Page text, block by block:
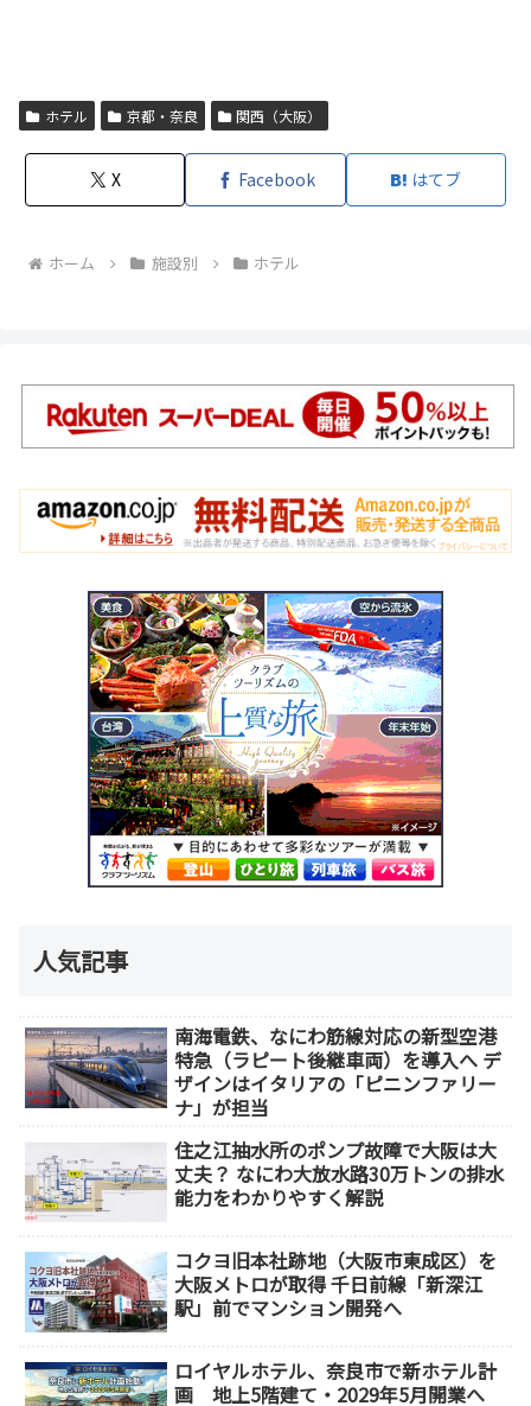
ホテル 京都・奈良 関西（大阪）
X Facebook はてブ
ホーム 施設別 ホテル
人気記事
南海電鉄、なにわ筋線対応の新型空港
特急（ラピート後継車両）を導入へ デ
ザインはイタリアの「ピニンファリー
ナ」が担当
住之江抽水所のポンプ故障で大阪は大
丈夫？ なにわ大放水路30万トンの排水
能力をわかりやすく解説
コクヨ旧本社跡地（大阪市東成区）を
大阪メトロが取得 千日前線「新深江
駅」前でマンション開発へ
ロイヤルホテル、奈良市で新ホテル計
画 地上5階建て・2029年5月開業へ